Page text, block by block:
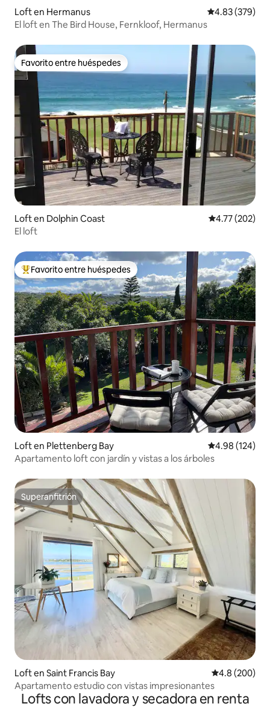
Loft en Hermanus Calificación
4.83 (379)
El loft en The Bird House, Fernkloof, Hermanus
Favorito entre huéspedes
Favorito entre huéspedes
Loft en Dolphin Coast Calificación
4.77 (202)
El loft
De los mejores en Favorito entre huéspedes
Favorito entre huéspedes
Loft en Plettenberg Bay Calificación
4.98 (124)
Apartamento loft con jardín y vistas a los árboles
Superanfitrión
Superanfitrión
Loft en Saint Francis Bay Calificación
4.8 (200)
Apartamento estudio con vistas impresionantes
Lofts con lavadora y secadora en renta